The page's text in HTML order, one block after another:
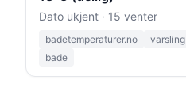
Dato ukjent · 15 venter
badetemperaturer.no varsling
bade